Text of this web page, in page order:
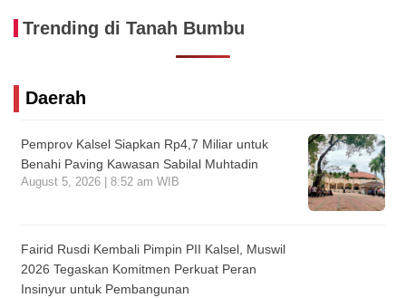
Trending di Tanah Bumbu
Daerah
Pemprov Kalsel Siapkan Rp4,7 Miliar untuk
Benahi Paving Kawasan Sabilal Muhtadin
August 5, 2026 | 8:52 am WIB
Fairid Rusdi Kembali Pimpin PII Kalsel, Muswil
2026 Tegaskan Komitmen Perkuat Peran
Insinyur untuk Pembangunan